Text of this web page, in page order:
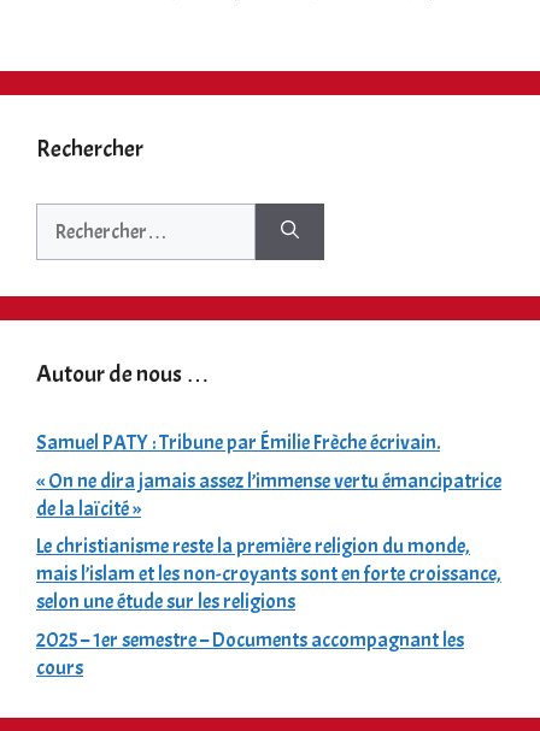
Rechercher
Rechercher :
Autour de nous …
Samuel PATY : Tribune par Émilie Frèche écrivain.
« On ne dira jamais assez l’immense vertu émancipatrice
de la laïcité »
Le christianisme reste la première religion du monde,
mais l’islam et les non-croyants sont en forte croissance,
selon une étude sur les religions
2025 – 1er semestre – Documents accompagnant les
cours